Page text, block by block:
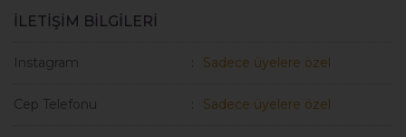
İLETİŞİM BİLGİLERİ
Instagram Sadece üyelere özel
Cep Telefonu Sadece üyelere özel